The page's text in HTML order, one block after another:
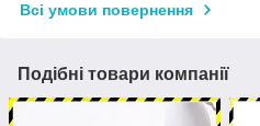
Всі умови повернення
Подібні товари компанії